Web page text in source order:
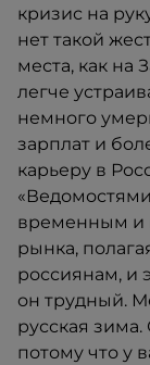
кризис на
нет такой
места, как на
легче
немного
зарплат и
карьеру в
временным и
рынка,
россиянам, и
он трудный.
русская зима.
потому что у